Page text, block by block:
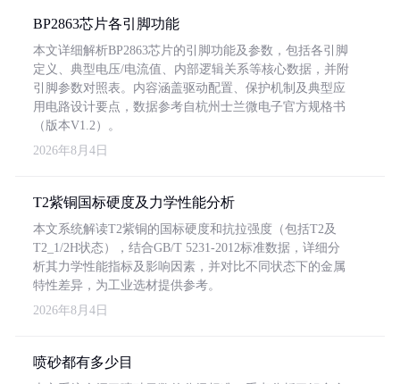
BP2863芯片各引脚功能
本文详细解析BP2863芯片的引脚功能及参数，包括各引脚
定义、典型电压/电流值、内部逻辑关系等核心数据，并附
引脚参数对照表。内容涵盖驱动配置、保护机制及典型应
用电路设计要点，数据参考自杭州士兰微电子官方规格书
（版本V1.2）。
2026年8月4日
T2紫铜国标硬度及力学性能分析
本文系统解读T2紫铜的国标硬度和抗拉强度（包括T2及
T2_1/2H状态），结合GB/T 5231-2012标准数据，详细分
析其力学性能指标及影响因素，并对比不同状态下的金属
特性差异，为工业选材提供参考。
2026年8月4日
喷砂都有多少目